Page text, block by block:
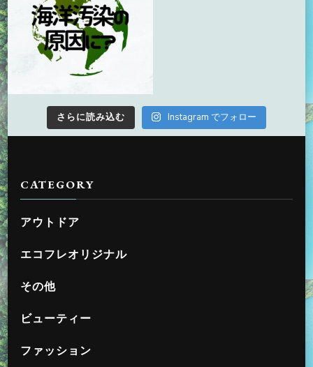
さらに読み込む Instagram でフォロー
CATEGORY
アウトドア
エコフレオリジナル
その他
ビューティー
ファッション